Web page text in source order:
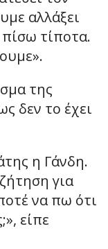
αλλάξει
τίποτα.
της
δεν το έχει
η Γάνδη.
για
να πω ότι
είπε